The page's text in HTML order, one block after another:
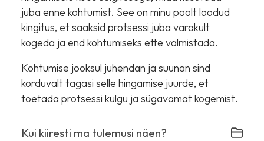
juba enne kohtumist. See on minu poolt loodud
kingitus, et saaksid protsessi juba varakult
kogeda ja end kohtumiseks ette valmistada.
Kohtumise jooksul juhendan ja suunan sind
korduvalt tagasi selle hingamise juurde, et
toetada protsessi kulgu ja sügavamat kogemist.
Kui kiiresti ma tulemusi näen?